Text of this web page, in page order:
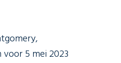
5 mei 2023